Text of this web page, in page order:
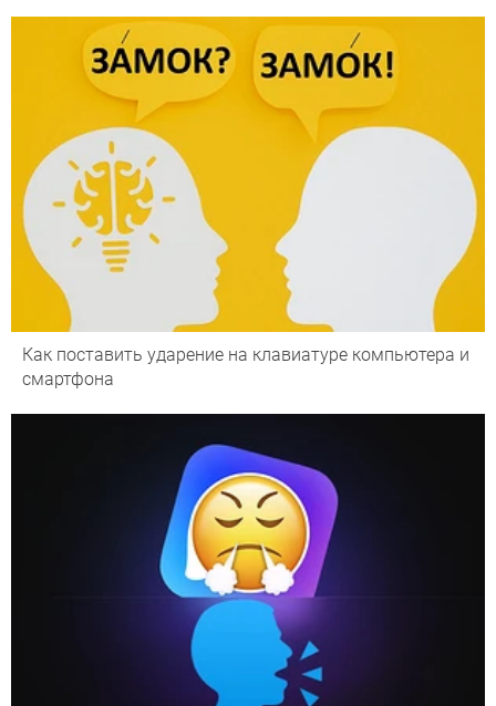
Как поставить ударение на клавиатуре компьютера и
смартфона